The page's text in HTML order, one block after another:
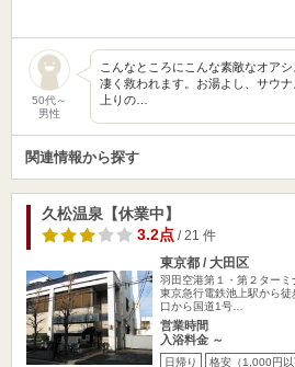
50代～
男性
こんなところにこんな素敵なオア
凄く救われます。お湯よし、サウ
上りの…
関連情報から探す
久松温泉【休業中】
3.2点/ 21 件
東京都 / 大田区
羽田空港第１・第２ター
東京急行電鉄池上駅から
口から国道1号…
営業時間
入浴料金 ～
日帰り 格安（1,000円以